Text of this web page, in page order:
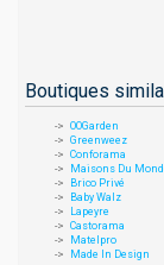
Boutiques
OOGarden
Greenweez
Conforama
Maisons Du
Brico Privé
Baby Walz
Lapeyre
Castorama
Matelpro
Made In Design